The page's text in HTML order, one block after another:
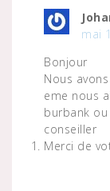
mai
Bonjour
Nous
eme nous
burbank
conseiller
Merci de